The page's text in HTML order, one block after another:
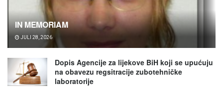
IN MEMORIAM
JULI 28, 2026
Dopis Agencije za lijekove BiH koji se upućuju
na obavezu regsitracije zubotehničke
laboratorije